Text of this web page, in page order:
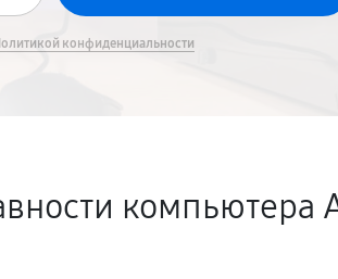
конфиденциальности
компьютера